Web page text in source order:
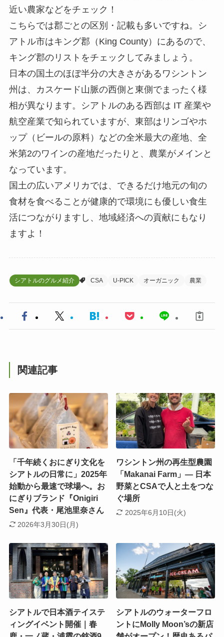
近い農家などをチェック！
こちらでは郡ごとの区別・記載も多いですね。シ
アトル市はキング郡（King County）にあるので、
キング郡のリストをチェックしてみましょう。
日本の国土のほぼ半分の大きさがあるワシントン
州は、カスケード山脈の西側と東側でまったく様
相が異なります。シアトルのある西部は IT 産業や
航空産業で知られていますが、東部はリンゴやホ
ップ（ビールの原料）などの全米最大の産地、全
米第2のワインの産地だったりと、農業がメインと
なっています。
国土の広いアメリカでは、できるだけ地元の旬の
食材を食べることが健康的で環境にも優しい食生
活につながりますし、地域経済への貢献にもなり
ますよ！
シアトルのグルメ紹介 CSA U-PICK オーガニック 農業
関連記事
「千年続くおにぎり文化を
シアトルの日常に」2025年
始動から最速で球場へ。お
にぎりブランド『Onigiri
Sen』代表・尾池里奈さん
2026年3月30日(月)
ワシントン州の再生型農園
「Makanai Farm」― 日本
野菜とCSAで人と土をつな
ぐ場所
2025年6月10日(火)
シアトルで日本酒テイステ
ィングイベント開催｜春
シアトルのウォーターフロ
ントにMolly Moon’sの新店